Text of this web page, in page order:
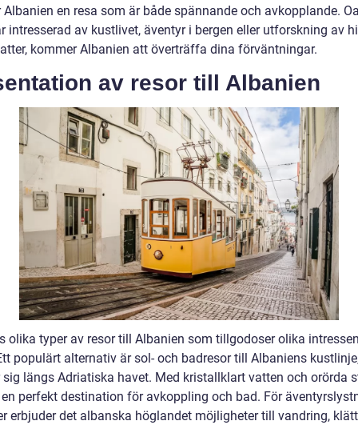
Albanien en resa som är både spännande och avkopplande.
intresserad av kustlivet, äventyr i bergen eller utforskning av
kommer Albanien att överträffa dina förväntningar.
av resor till Albanien
olika typer av resor till Albanien som tillgodoser olika
populärt alternativ är sol- och badresor till Albaniens
sig längs Adriatiska havet. Med kristallklart vatten och orörda
perfekt destination för avkoppling och bad. För
erbjuder det albanska höglandet möjligheter till vandring,